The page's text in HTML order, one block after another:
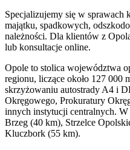
Specjalizujemy się w sprawach
majątku, spadkowych,
należności. Dla klientów z
lub konsultacje online.
Opole to stolica województwa
regionu, liczące około 127 000
skrzyżowaniu autostrady A4 i
Okręgowego, Prokuratury
innych instytucji centralnych.
Brzeg (40 km), Strzelce
Kluczbork (55 km).